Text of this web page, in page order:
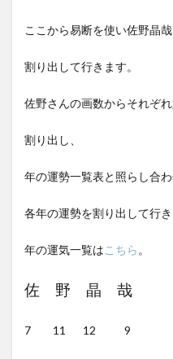
ここから易断を使い佐野晶
割り出して行きます。
佐野さんの画数からそれぞ
割り出し、
年の運勢一覧表と照らし合
各年の運勢を割り出して行き
年の運気一覧は こちら 。
佐 野 晶 哉
7 11 12 9